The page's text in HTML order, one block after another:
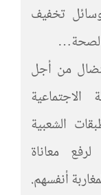
تخفيف
من أجل
الاجتماعية
الشعبية
معاناة
أنفسهم.